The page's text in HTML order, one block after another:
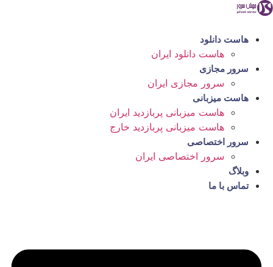
پرش
محتوا
هاست دانلود
هاست دانلود ایران
سرور مجازی
سرور مجازی ایران
هاست میزبانی
هاست میزبانی پربازدید ایران
هاست میزبانی پربازدید خارج
سرور اختصاصی
سرور اختصاصی ایران
وبلاگ
تماس با ما